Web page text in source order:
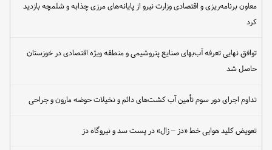
معاون برنامه‌ریزی و اقتصادی وزارت نیرو از پایانه‌های مرزی چذابه و شلمچه بازدید
کرد
توافق نهایی تعرفه آب‌بهای صنایع پتروشیمی و منطقه ویژه اقتصادی در خوزستان
حاصل شد
تداوم اجرای دور سوم تأمین آب کشت‌های دائم و نخیلات حوضه مارون و جراحی
تعویض کلید هوایی خط «دز – زال» در پست سد و نیروگاه دز